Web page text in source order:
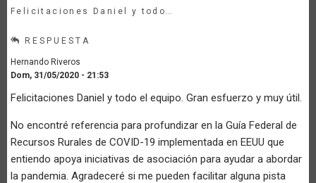
Felicitaciones Daniel y todo…
RESPUESTA
Hernando Riveros
Dom, 31/05/2020 - 21:53
Felicitaciones Daniel y todo el equipo. Gran esfuerzo y muy útil.
No encontré referencia para profundizar en la Guía Federal de
Recursos Rurales de COVID-19 implementada en EEUU que
entiendo apoya iniciativas de asociación para ayudar a abordar
la pandemia. Agradeceré si me pueden facilitar alguna pista